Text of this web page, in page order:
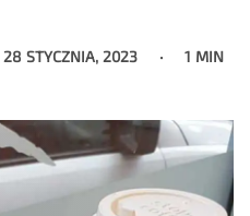
28 STYCZNIA, 2023 1 MIN